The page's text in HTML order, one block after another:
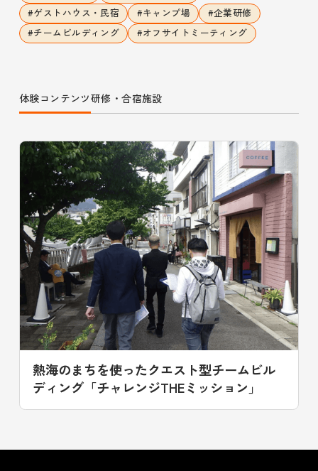
#ゲストハウス・民宿 #キャンプ場 #企業研修
#チームビルディング #オフサイトミーティング
体験コンテンツ研修・合宿施設
熱海のまちを使ったクエスト型チームビル
ディング「チャレンジTHEミッション」